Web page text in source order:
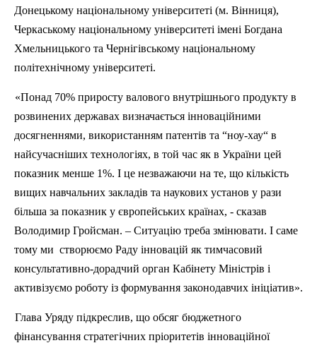
Донецькому національному університеті (м. Вінниця),
Черкаському національному університеті імені Богдана
Хмельницького та Чернігівському національному
політехнічному університеті.
«Понад 70% приросту валового внутрішнього продукту в
розвинених державах визначається інноваційними
досягненнями, використанням патентів та “ноу-хау“ в
найсучасніших технологіях, в той час як в України цей
показник менше 1%. І це незважаючи на те, що кількість
вищих навчальних закладів та наукових установ у рази
більша за показник у європейських країнах, - сказав
Володимир Гройсман. – Ситуацію треба змінювати. І саме
тому ми створюємо Раду інновацій як тимчасовий
консультативно-дорадчий орган Кабінету Міністрів і
активізуємо роботу із формування законодавчих ініціатив».
Глава Уряду підкреслив, що обсяг бюджетного
фінансування стратегічних пріоритетів інноваційної